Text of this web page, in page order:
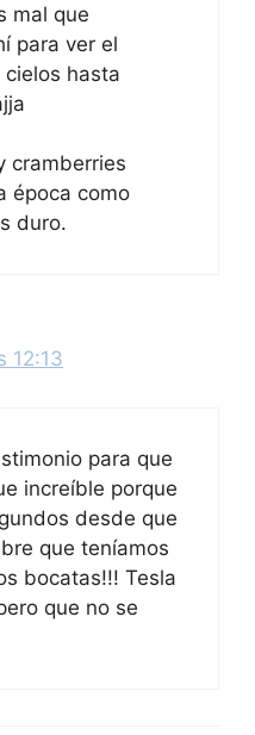
mal que
para ver el
hasta
cramberries
época como
duro.
12:13
para que
increíble porque
desde que
que teníamos
bocatas!!! Tesla
que no se